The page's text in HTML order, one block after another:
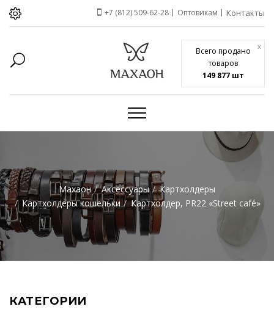
Всего продано
товаров
149 877 шт
x
+7 (812) 509-62-28 Оптовикам Контакты
Махаон Аксессуары
Картхолдеры
Картхолдеры кошельки
Картхолдер, PR22 «Street café»
КАТЕГОРИИ